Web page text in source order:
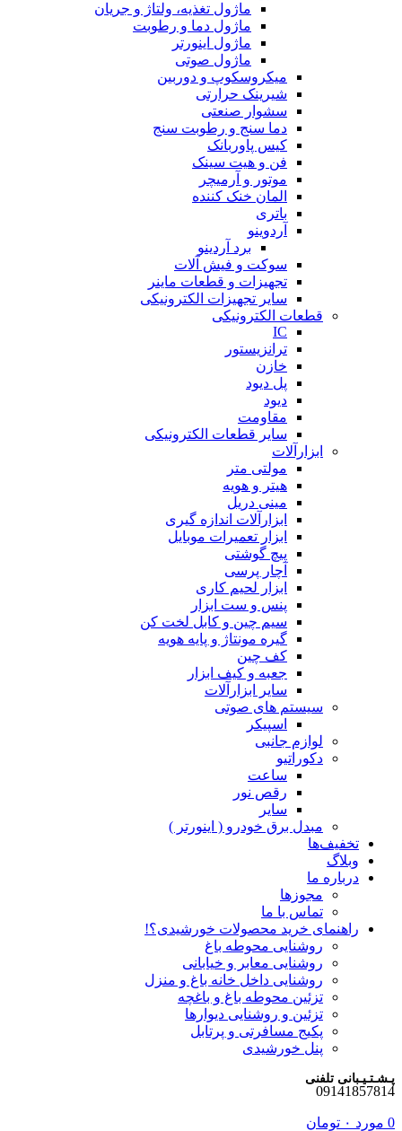
ماژول تغذیه، ولتاژ و جریان
ماژول دما و رطوبت
ماژول اینورتر
ماژول صوتی
میکروسکوپ و دوربین
شیرینک حرارتی
سشوار صنعتی
دما سنج و رطوبت سنج
کیس پاوربانک
فن و هیت سینک
موتور و آرمیچر
المان خنک کننده
باتری
آردوینو
برد آردینو
سوکت و فیش آلات
تجهیزات و قطعات ماینر
سایر تجهیزات الکترونیکی
قطعات الکترونیکی
IC
ترانزیستور
خازن
پل دیود
دیود
مقاومت
سایر قطعات الکترونیکی
ابزارآلات
مولتی متر
هیتر و هویه
مینی دریل
ابزارآلات اندازه گیری
ابزار تعمیرات موبایل
پیچ گوشتی
آچار پرسی
ابزار لحیم کاری
پنس و ست ابزار
سیم چین و کابل لخت کن
گیره مونتاژ و پایه هویه
کف چین
جعبه و کیف ابزار
سایر ابزارآلات
سیستم های صوتی
اسپیکر
لوازم جانبی
دکوراتیو
ساعت
رقص نور
سایر
مبدل برق خودرو ( اینورتر )
تخفیف‌ها
وبلاگ
درباره ما
مجوزها
تماس با ما
راهنمای خرید محصولات خورشیدی؟!
روشنایی محوطه باغ
روشنایی معابر و خیابانی
روشنایی داخل خانه باغ و منزل
تزئین محوطه باغ و باغچه
تزئین و روشنایی دیوارها
پکیج مسافرتی و پرتابل
پنل خورشیدی
پـشـتـیـبانی تلفنی
09141857814
0 مورد ۰ تومان